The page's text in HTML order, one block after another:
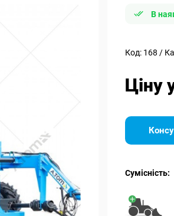
В
Код: 168 /
Ціну
Сумісність: